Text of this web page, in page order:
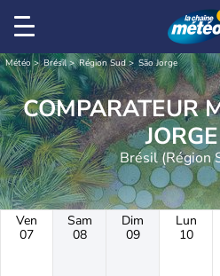
Météo Brésil Région Sud São Jorge
COMPARATEUR
JORGE
Brésil (Région
Ven
07
Sam
08
Dim
09
Lun
10